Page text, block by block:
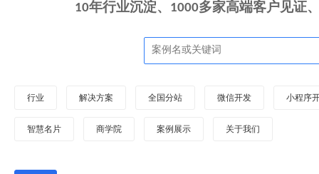
10年行业沉淀、1000多家高端客户见证
行业 解决方案 全国分站 微信开发 小程序
智慧名片 商学院 案例展示 关于我们